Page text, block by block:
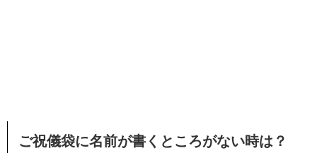
ご祝儀袋に名前が書くところがない時は？